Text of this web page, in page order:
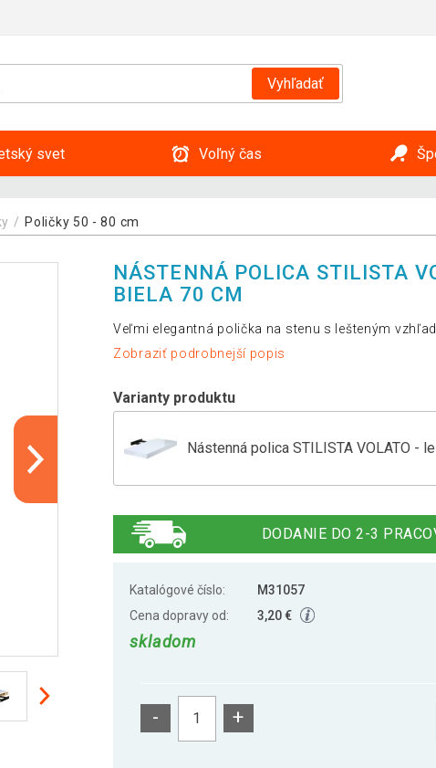
Vyhľadať
svet Voľný čas
Poličky 50 - 80 cm
NÁSTENNÁ POLICA STILISTA
BIELA 70 CM
Veľmi elegantná polička na stenu s lešteným
Zobraziť podrobnejší popis
Varianty produktu
Nástenná polica STILISTA VOLATO -
Nástenná polica STILISTA VOLATO -
Stilista nástenná polica Volato, 100
DODANIE DO 2-3
Katalógové číslo:
M31057
Cena dopravy od:
3,20 €
skladom
- +